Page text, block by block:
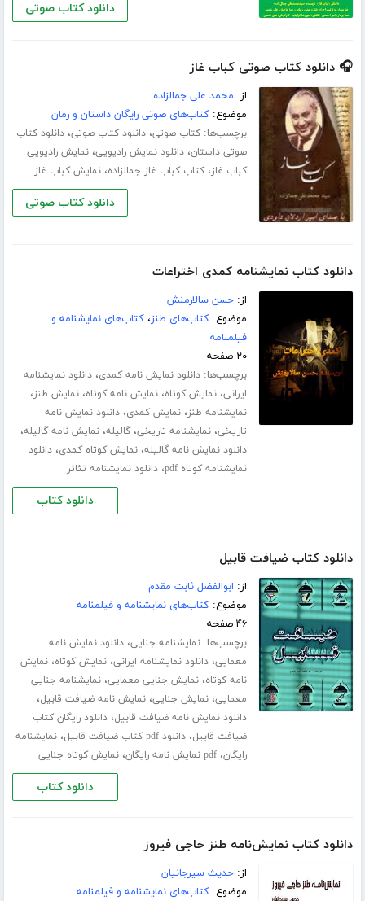
دانلود کتاب صوتی
🎧 دانلود کتاب صوتی کباب غاز
از: محمد علی جمالزاده
موضوع:کتاب‌های صوتی رایگان داستان و رمان
برچسب‌ها:کتاب صوتی،دانلود کتاب صوتی،دانلود کتاب
صوتی داستان،دانلود نمایش رادیویی،نمایش رادیویی
کباب غاز،کتاب کباب غاز جمالزاده،نمایش کباب غاز
دانلود کتاب صوتی
دانلود کتاب نمایشنامه کمدی اختراعات
از:حسن سالارمنش
موضوع:کتاب‌های طنز،کتاب‌های نمایشنامه و
فیلمنامه
۲۰ صفحه
برچسب‌ها:دانلود نمایش نامه کمدی،دانلود نمایشنامه
ایرانی،نمایش کوتاه،نمایش نامه کوتاه،نمایش طنز،
نمایشنامه طنز،نمایش کمدی،دانلود نمایش نامه
تاریخی،نمایشنامه تاریخی،گالیله،نمایش نامه گالیله،
دانلود نمایش نامه گالیله،نمایش کوتاه کمدی،دانلود
نمایشنامه کوتاه pdf
،دانلود نمایشنامه تئاتر
دانلود کتاب
دانلود کتاب ضیافت قابیل
از: ابوالفضل ثابت مقدم
موضوع:کتاب‌های نمایشنامه و فیلمنامه
۴۶ صفحه
برچسب‌ها:نمایشنامه جنایی،دانلود نمایش نامه
معمایی،دانلود نمایشنامه ایرانی،نمایش کوتاه،نمایش
نامه کوتاه،نمایش جنایی معمایی،نمایشنامه جنایی
معمایی،نمایش جنایی،نمایش نامه ضیافت قابیل،
دانلود نمایش نامه ضیافت قابیل،دانلود رایگان کتاب
ضیافت قابیل،دانلود pdf کتاب ضیافت قابیل ،نمایشنامه
رایگان،pdf نمایش نامه رایگان ،نمایش کوتاه جنایی
دانلود کتاب
دانلود کتاب نمایش‌نامه طنز حاجی فیروز
از:حدیث سیرجانیان
موضوع:کتاب‌های نمایشنامه و فیلمنامه